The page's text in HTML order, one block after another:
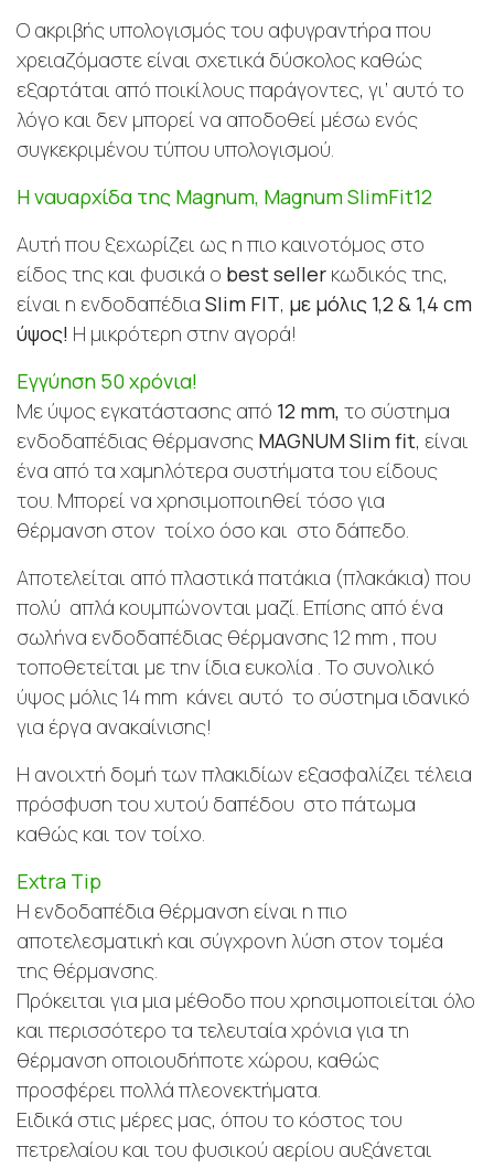
Ο ακριβής υπολογισμός του αφυγραντήρα που
χρειαζόμαστε είναι σχετικά δύσκολος καθώς
εξαρτάται από ποικίλους παράγοντες, γι’ αυτό το
λόγο και δεν μπορεί να αποδοθεί μέσω ενός
συγκεκριμένου τύπου υπολογισμού.
Η ναυαρχίδα της Magnum, Magnum SlimFit12
Aυτή που ξεχωρίζει ως η πιο καινοτόμος στο
είδος της και φυσικά ο best seller κωδικός της,
είναι η ενδοδαπέδια Slim FIT, με μόλις 1,2 & 1,4 cm
ύψος! Η μικρότερη στην αγορά!
Εγγύηση 50 χρόνια!
Με ύψος εγκατάστασης από 12 mm, το σύστημα
ενδοδαπέδιας θέρμανσης MAGNUM Slim fit, είναι
ένα από τα χαμηλότερα συστήματα του είδους
του. Μπορεί να χρησιμοποιηθεί τόσο για
θέρμανση στον τοίχο όσο και στο δάπεδο.
Αποτελείται από πλαστικά πατάκια (πλακάκια) που
πολύ απλά κουμπώνονται μαζί. Επίσης από ένα
σωλήνα ενδοδαπέδιας θέρμανσης 12 mm , που
τοποθετείται με την ίδια ευκολία . Το συνολικό
ύψος μόλις 14 mm κάνει αυτό το σύστημα ιδανικό
για έργα ανακαίνισης!
Η ανοιχτή δομή των πλακιδίων εξασφαλίζει τέλεια
πρόσφυση του χυτού δαπέδου στο πάτωμα
καθώς και τον τοίχο.
Extra Tip
Η ενδοδαπέδια θέρμανση είναι η πιο
αποτελεσματική και σύγχρονη λύση στον τομέα
της θέρμανσης.
Πρόκειται για μια μέθοδο που χρησιμοποιείται όλο
και περισσότερο τα τελευταία χρόνια για τη
θέρμανση οποιουδήποτε χώρου, καθώς
προσφέρει πολλά πλεονεκτήματα.
Ειδικά στις μέρες μας, όπου το κόστος του
πετρελαίου και του φυσικού αερίου αυξάνεται